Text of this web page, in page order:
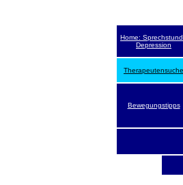
Home:
Depression
Therapeutensuche
Bewegungstipps